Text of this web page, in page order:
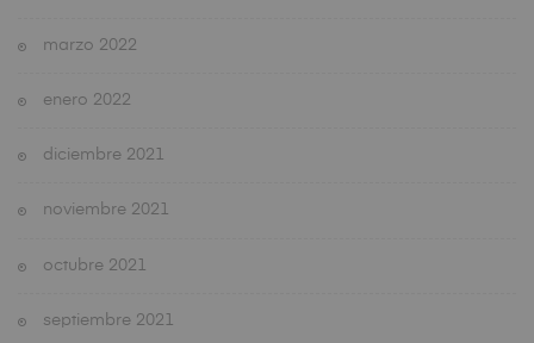
marzo 2022
enero 2022
diciembre 2021
noviembre 2021
octubre 2021
septiembre 2021